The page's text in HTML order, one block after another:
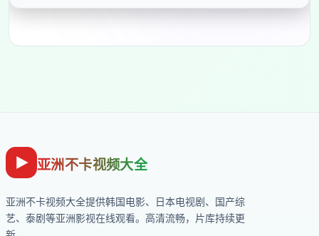
亚洲不卡视频大全
亚洲不卡视频大全提供韩国电影、日本电视剧、国产综
艺、泰剧等亚洲影视在线观看。高清流畅，片库持续更